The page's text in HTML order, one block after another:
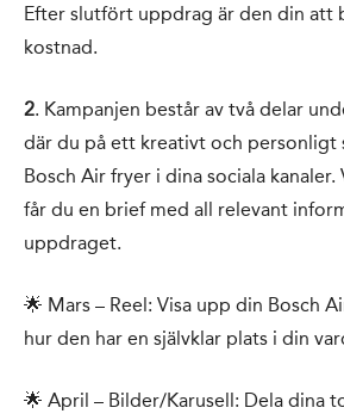
Efter slutfört uppdrag är den din att
kostnad.
2. Kampanjen består av två delar
där du på ett kreativt och personligt
Bosch Air fryer i dina sociala
får du en brief med all relevant
uppdraget.
🌟 Mars – Reel: Visa upp din Bosch
hur den har en självklar plats i din
🌟 April – Bilder/Karusell: Dela dina